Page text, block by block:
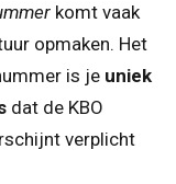
komt vaak
opmaken. Het
is je uniek
dat de KBO
verplicht